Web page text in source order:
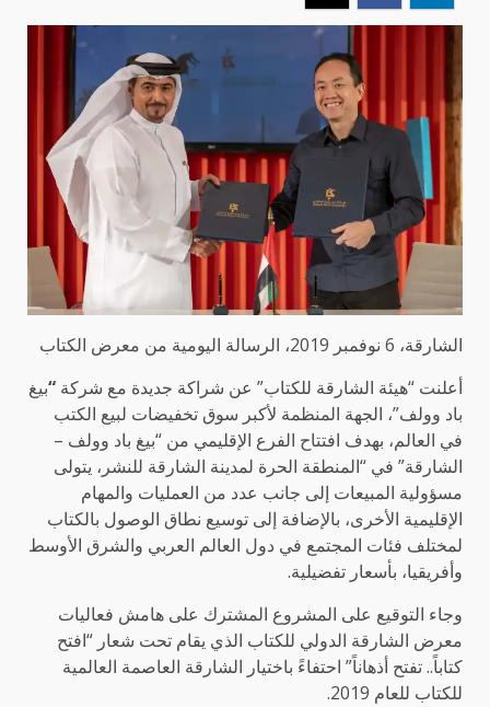
الشارقة، 6 نوفمبر 2019، الرسالة اليومية من معرض الكتاب
أعلنت “هيئة الشارقة للكتاب” عن شراكة جديدة مع شركة “بيغ
باد وولف”، الجهة المنظمة لأكبر سوق تخفيضات لبيع الكتب
في العالم، بهدف افتتاح الفرع الإقليمي من “بيغ باد وولف –
الشارقة” في “المنطقة الحرة لمدينة الشارقة للنشر، يتولى
مسؤولية المبيعات إلى جانب عدد من العمليات والمهام
الإقليمية الأخرى، بالإضافة إلى توسيع نطاق الوصول بالكتاب
لمختلف فئات المجتمع في دول العالم العربي والشرق الأوسط
وأفريقيا، بأسعار تفضيلية.
وجاء التوقيع على المشروع المشترك على هامش فعاليات
معرض الشارقة الدولي للكتاب الذي يقام تحت شعار “افتح
كتاباً.. تفتح أذهاناً” احتفاءً باختيار الشارقة العاصمة العالمية
للكتاب للعام 2019.